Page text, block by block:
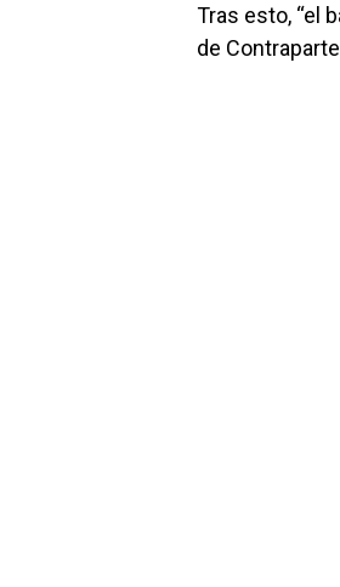
Tras esto, “el
de